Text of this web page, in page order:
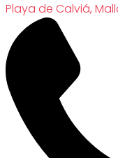
Playa de Calviá,